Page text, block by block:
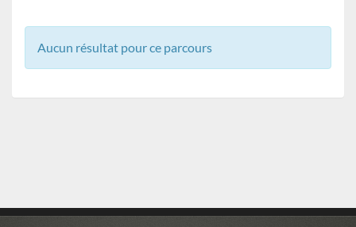
Aucun résultat pour ce parcours